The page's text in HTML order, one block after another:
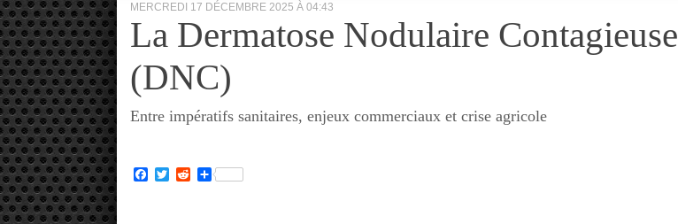
MERCREDI 17 DÉCEMBRE 2025 À 04:43
La Dermatose Nodulaire Contagieuse
(DNC)
Entre impératifs sanitaires, enjeux commerciaux et crise agricole
Facebook
TwitterRedditPartager